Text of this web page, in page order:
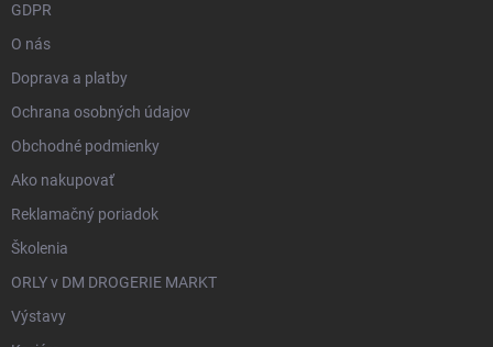
GDPR
O nás
Doprava a platby
Ochrana osobných údajov
Obchodné podmienky
Ako nakupovať
Reklamačný poriadok
Školenia
ORLY v DM DROGERIE MARKT
Výstavy